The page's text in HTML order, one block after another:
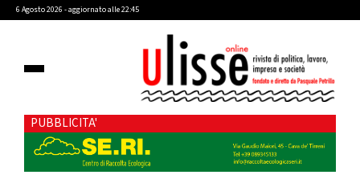
6 Agosto 2026 - aggiornato alle 22:45
PUBBLICITA'